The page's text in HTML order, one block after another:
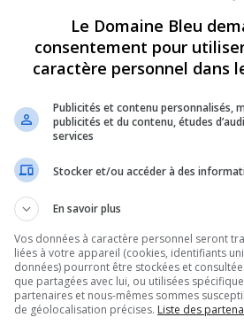
le moment car le serveur est en
Le Domaine Bleu
consentement pour
caractère personnel dans
Publicités et contenu personnalisés,
publicités et du contenu, études
services
Stocker et/ou accéder à des
En savoir plus
Vos données à caractère personnel seront
liées à votre appareil (cookies, identifiants
données) pourront être stockées et
que partagées avec lui, ou utilisées
partenaires et nous-mêmes sommes
de géolocalisation précises. Liste des